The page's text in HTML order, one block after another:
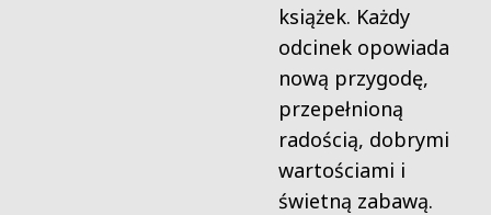
książek. Każdy
odcinek opowiada
nową przygodę,
przepełnioną
radością, dobrymi
wartościami i
świetną zabawą.